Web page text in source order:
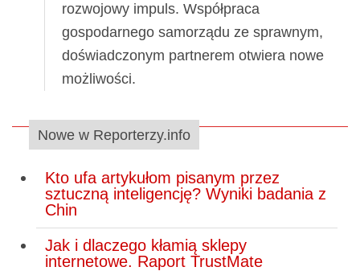
rozwojowy impuls. Współpraca
gospodarnego samorządu ze sprawnym,
doświadczonym partnerem otwiera nowe
możliwości.
Nowe w Reporterzy.info
Kto ufa artykułom pisanym przez
sztuczną inteligencję? Wyniki badania z
Chin
Jak i dlaczego kłamią sklepy
internetowe. Raport TrustMate